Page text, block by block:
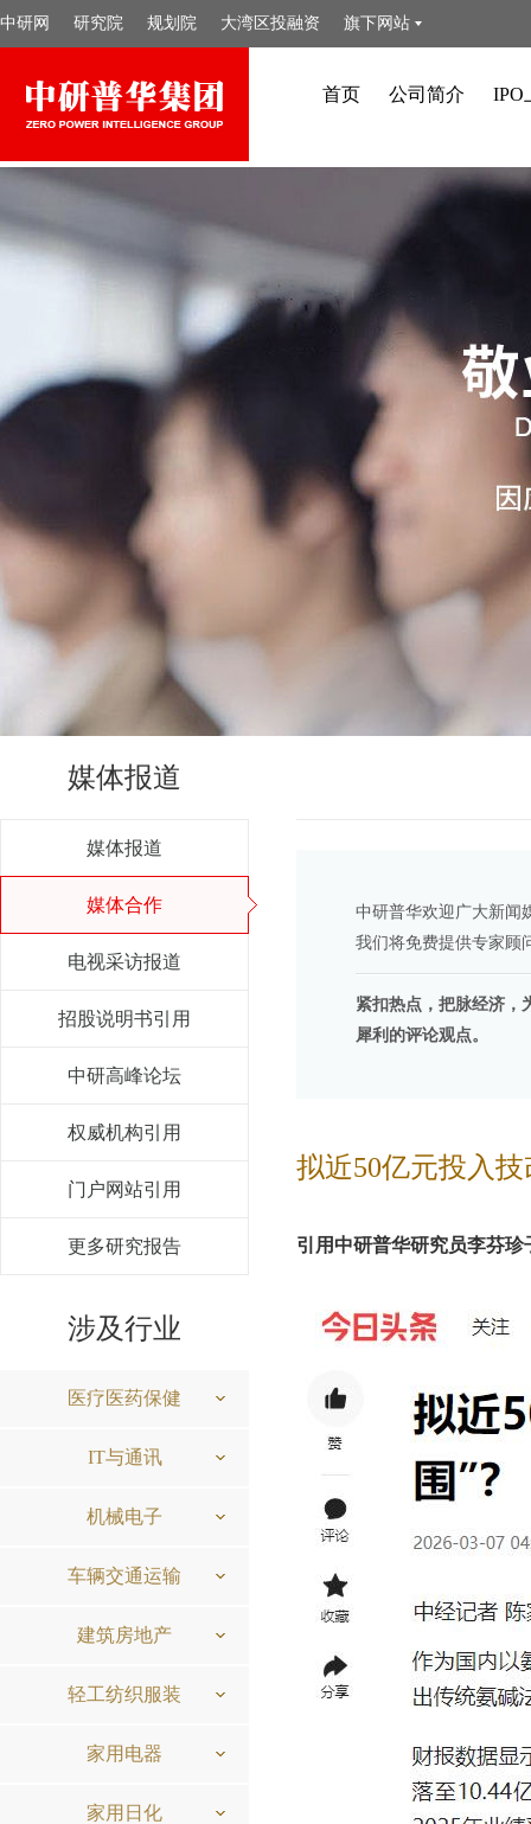
中研网 研究院 规划院 大湾区投融资 旗下网站
首页 公司简介 IPO
媒体报道
媒体报道
媒体合作
电视采访报道
招股说明书引用
中研高峰论坛
权威机构引用
门户网站引用
更多研究报告
涉及行业
医疗医药保健
IT与通讯
机械电子
车辆交通运输
建筑房地产
轻工纺织服装
家用电器
家用日化
中研普华欢迎广大新闻
我们将免费提供专家顾
紧扣热点，把脉经济，
犀利的评论观点。
拟近50亿元投入
引用中研普华研究员李芬珍